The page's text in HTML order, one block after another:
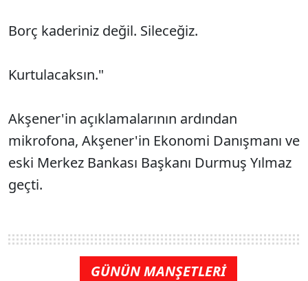
Borç kaderiniz değil. Sileceğiz.
Kurtulacaksın."
Akşener'in açıklamalarının ardından
mikrofona, Akşener'in Ekonomi Danışmanı ve
eski Merkez Bankası Başkanı Durmuş Yılmaz
geçti.
GÜNÜN MANŞETLERİ